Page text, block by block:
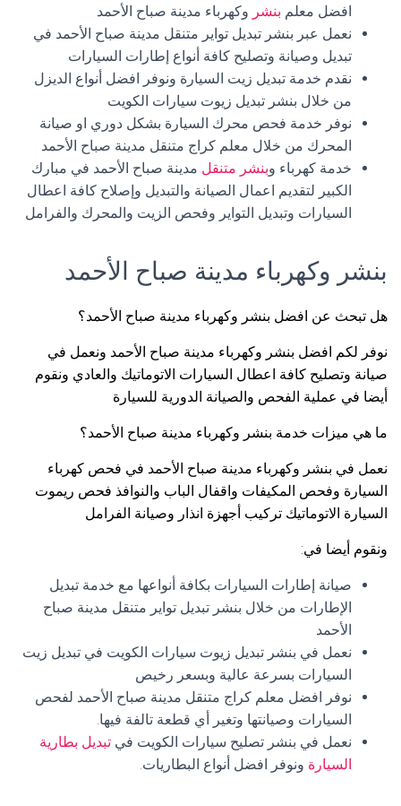
افضل معلم بنشر وكهرباء مدينة صباح الأحمد
نعمل عبر بنشر تبديل تواير متنقل مدينة صباح الأحمد في
تبديل وصيانة وتصليح كافة أنواع إطارات السيارات
نقدم خدمة تبديل زيت السيارة ونوفر افضل أنواع الديزل
من خلال بنشر تبديل زيوت سيارات الكويت
نوفر خدمة فحص محرك السيارة بشكل دوري او صيانة
المحرك من خلال معلم كراج متنقل مدينة صباح الأحمد
خدمة كهرباء وبنشر متنقل مدينة صباح الأحمد في مبارك
الكبير لتقديم اعمال الصيانة والتبديل وإصلاح كافة اعطال
السيارات وتبديل التواير وفحص الزيت والمحرك والفرامل
بنشر وكهرباء مدينة صباح الأحمد
هل تبحث عن افضل بنشر وكهرباء مدينة صباح الأحمد؟
نوفر لكم افضل بنشر وكهرباء مدينة صباح الأحمد ونعمل في
صيانة وتصليح كافة اعطال السيارات الاتوماتيك والعادي ونقوم
أيضا في عملية الفحص والصيانة الدورية للسيارة
ما هي ميزات خدمة بنشر وكهرباء مدينة صباح الأحمد؟
نعمل في بنشر وكهرباء مدينة صباح الأحمد في فحص كهرباء
السيارة وفحص المكيفات واقفال الباب والنوافذ فحص ريموت
السيارة الاتوماتيك تركيب أجهزة انذار وصيانة الفرامل
ونقوم أيضا في:
صيانة إطارات السيارات بكافة أنواعها مع خدمة تبديل
الإطارات من خلال بنشر تبديل تواير متنقل مدينة صباح
الأحمد
نعمل في بنشر تبديل زيوت سيارات الكويت في تبديل زيت
السيارات بسرعة عالية وبسعر رخيص
نوفر افضل معلم كراج متنقل مدينة صباح الأحمد لفحص
السيارات وصيانتها وتغير أي قطعة تالفة فيها.
نعمل في بنشر تصليح سيارات الكويت في تبديل بطارية
السيارة ونوفر افضل أنواع البطاريات.